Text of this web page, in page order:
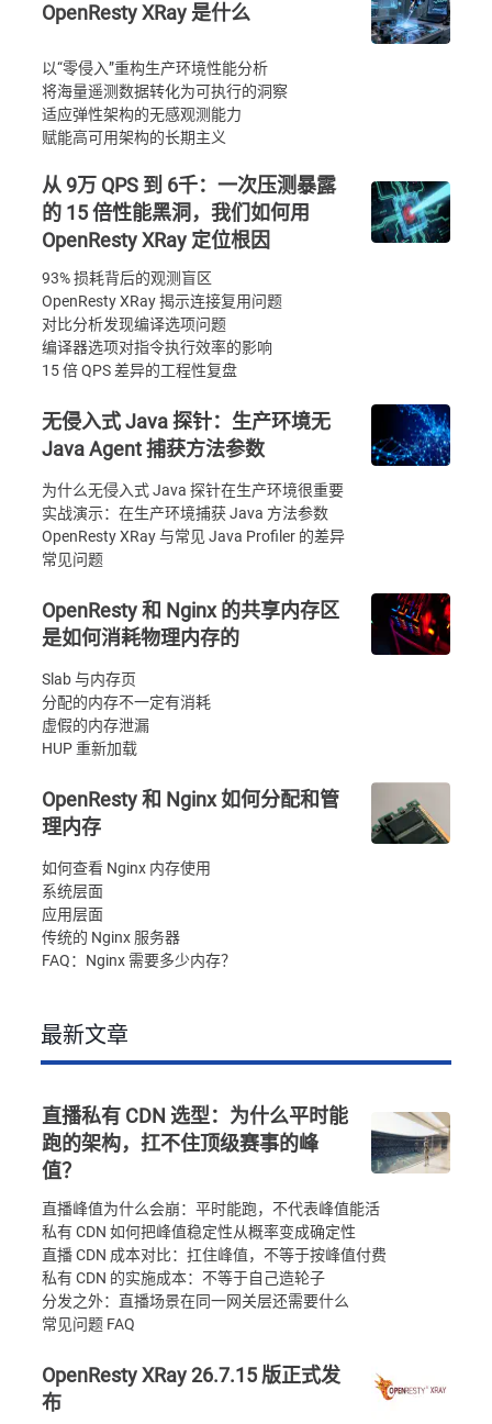
OpenResty XRay 是什么
以“零侵入”重构生产环境性能分析
将海量遥测数据转化为可执行的洞察
适应弹性架构的无感观测能力
赋能高可用架构的长期主义
从 9万 QPS 到 6千：一次压测暴露
的 15 倍性能黑洞，我们如何用
OpenResty XRay 定位根因
93% 损耗背后的观测盲区
OpenResty XRay 揭示连接复用问题
对比分析发现编译选项问题
编译器选项对指令执行效率的影响
15 倍 QPS 差异的工程性复盘
无侵入式 Java 探针：生产环境无
Java Agent 捕获方法参数
为什么无侵入式 Java 探针在生产环境很重要
实战演示：在生产环境捕获 Java 方法参数
OpenResty XRay 与常见 Java Profiler 的差异
常见问题
OpenResty 和 Nginx 的共享内存区
是如何消耗物理内存的
Slab 与内存页
分配的内存不一定有消耗
虚假的内存泄漏
HUP 重新加载
OpenResty 和 Nginx 如何分配和管
理内存
如何查看 Nginx 内存使用
系统层面
应用层面
传统的 Nginx 服务器
FAQ：Nginx 需要多少内存？
最新文章
直播私有 CDN 选型：为什么平时能
跑的架构，扛不住顶级赛事的峰
值？
直播峰值为什么会崩：平时能跑，不代表峰值能活
私有 CDN 如何把峰值稳定性从概率变成确定性
直播 CDN 成本对比：扛住峰值，不等于按峰值付费
私有 CDN 的实施成本：不等于自己造轮子
分发之外：直播场景在同一网关层还需要什么
常见问题 FAQ
OpenResty XRay 26.7.15 版正式发
布